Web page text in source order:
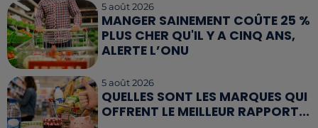
5 août 2026
MANGER SAINEMENT COÛTE 25 %
PLUS CHER QU'IL Y A CINQ ANS,
ALERTE L’ONU
5 août 2026
QUELLES SONT LES MARQUES QUI
OFFRENT LE MEILLEUR RAPPORT...